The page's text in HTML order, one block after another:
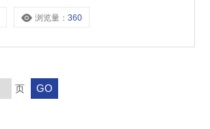
浏览量：360
页